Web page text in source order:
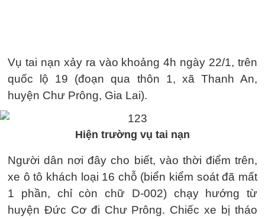
Vụ tai nạn xảy ra vào khoảng 4h ngày 22/1, trên
quốc lộ 19 (đoạn qua thôn 1, xã Thanh An,
huyện Chư Prông, Gia Lai).
Hiện trường vụ tai nạn
Người dân nơi đây cho biết, vào thời điểm trên,
xe ô tô khách loại 16 chỗ (biển kiểm soát đã mất
1 phần, chỉ còn chữ D-002) chạy hướng từ
huyện Đức Cơ đi Chư Prông. Chiếc xe bị tháo